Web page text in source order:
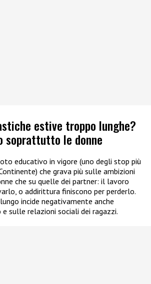
estive troppo lunghe?
soprattutto le donne
educativo in vigore (uno degli stop più
che grava più sulle ambizioni
che su quelle dei partner: il lavoro
o addirittura finiscono per perderlo.
incide negativamente anche
e sulle relazioni sociali dei ragazzi.